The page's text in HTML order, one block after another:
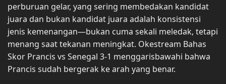
perburuan gelar, yang sering membedakan kandidat
juara dan bukan kandidat juara adalah konsistensi
jenis kemenangan—bukan cuma sekali meledak, tetapi
menang saat tekanan meningkat. Okestream Bahas
Skor Prancis vs Senegal 3-1 menggarisbawahi bahwa
Prancis sudah bergerak ke arah yang benar.